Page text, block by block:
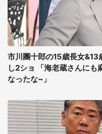
市川團十郎の15歳長女&13
し2ショ 「海老蔵さんに
なったな~」